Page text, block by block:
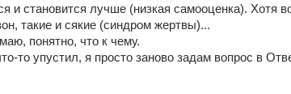
и становится лучше (низкая самооценка). Хотя
такие и сякие (синдром жертвы)...
понятно, что к чему.
то упустил, я просто заново задам вопрос в